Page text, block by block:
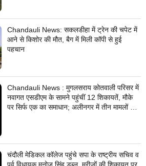
Chandauli News: सकलडीहा में ट्रेन की चपेट में
आने से किशोर की मौत, बैग में मिली कॉपी से हुई
पहचान
Chandauli News : मुगलसराय कोतवाली परिसर में
नवागत एसडीएम के सामने पहुंचीं 12 शिकायतें, मौके
पर सिर्फ एक का समाधान; अलीनगर में तीन मामलों का
चंदौली मेडिकल कॉलेज पहुंचे सपा के राष्ट्रीय सचिव व
पूर्व विधायक मनोज सिंह डब्लू, मरीजों की शिकायत पर